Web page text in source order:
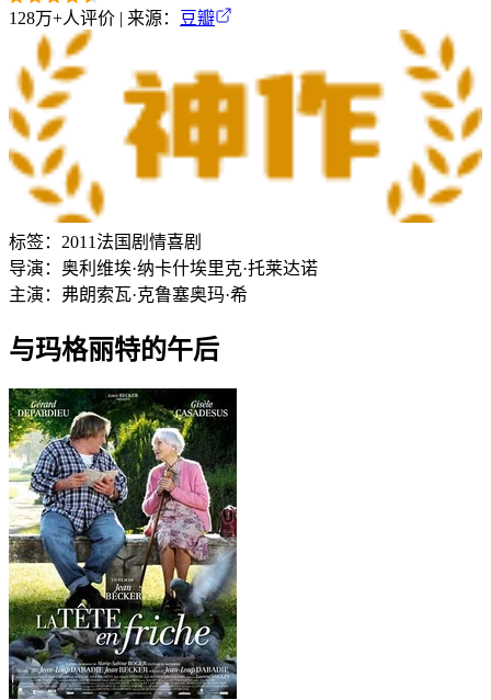
128万+人评价 | 来源： 豆瓣
标签： 2011法国 剧情喜剧
导演： 奥利维埃·纳卡什埃里克·托莱达诺
主演： 弗朗索瓦·克鲁塞奥玛·希
与玛格丽特的午后